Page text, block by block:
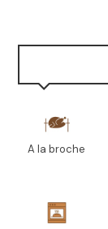
A la broche